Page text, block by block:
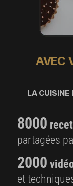
AVEC
LA CUISINE
8000
partagées
2000
et